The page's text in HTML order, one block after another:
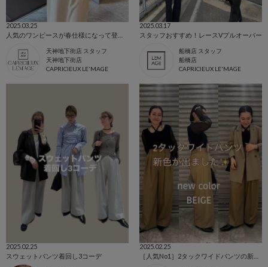
2025.03.25
天神地下街店 スタッフ
天神地下街店
CAPRICIEUX LE'MAGE
2025.03.17
スタッフおすすめ！レースVプルオーバー
船橋店 スタッフ
船橋店
CAPRICIEUX LE'MAGE
2025.02.25
スウェットパンツ着回し3コーデ
2025.02.25